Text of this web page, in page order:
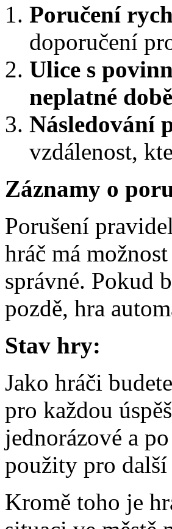
Poručení
doporučení
Ulice s
neplatné
Následování
vzdálenost,
Záznamy o
Porušení
hráč má
správné. Pokud
pozdě, hra
Stav hry:
Jako hráči
pro každou
jednorázové a
použity pro
Kromě toho je